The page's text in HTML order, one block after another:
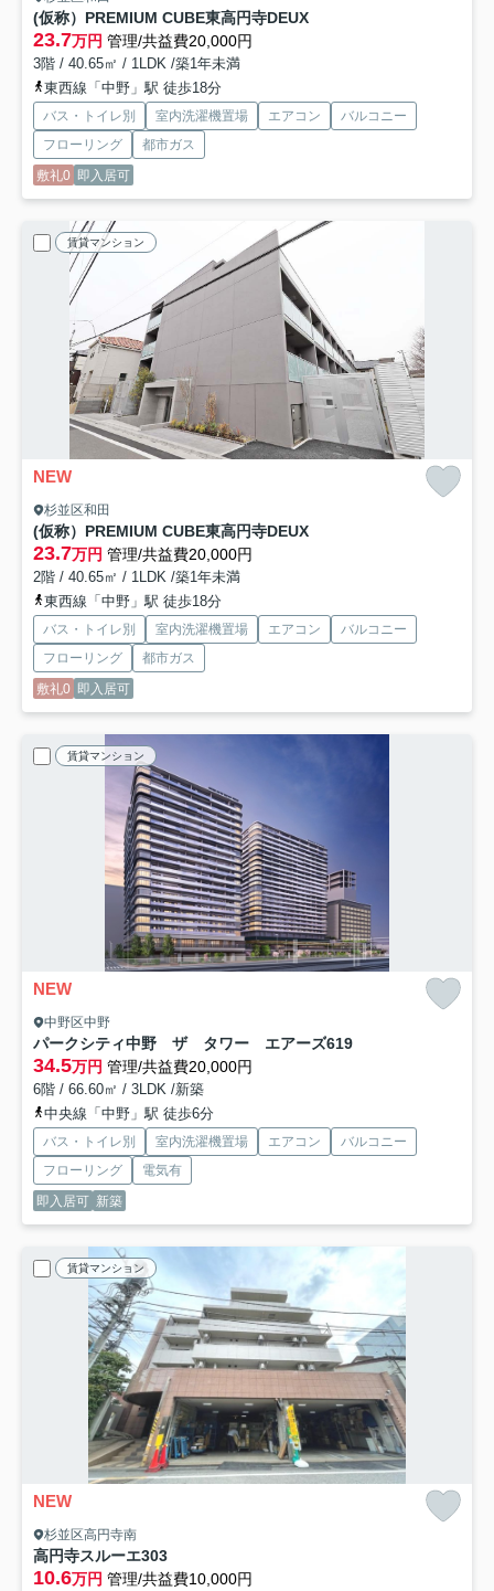
(仮称）PREMIUM CUBE東高円寺DEUX
23.7万円 管理/共益費20,000円
3階 / 40.65㎡ / 1LDK /築1年未満
東西線「中野」駅 徒歩18分
バス・トイレ別 室内洗濯機置場 エアコン
バルコニー
フローリング
都市ガス
敷礼0 即入居可
賃貸マンション
NEW
杉並区和田
(仮称）PREMIUM CUBE東高円寺DEUX
23.7万円 管理/共益費20,000円
2階 / 40.65㎡ / 1LDK /築1年未満
東西線「中野」駅 徒歩18分
バス・トイレ別 室内洗濯機置場 エアコン
バルコニー
フローリング
都市ガス
敷礼0 即入居可
賃貸マンション
NEW
中野区中野
パークシティ中野 ザ タワー エアーズ619
34.5万円 管理/共益費20,000円
6階 / 66.60㎡ / 3LDK /新築
中央線「中野」駅 徒歩6分
バス・トイレ別 室内洗濯機置場 エアコン
バルコニー
フローリング
電気有
即入居可 新築
賃貸マンション
NEW
杉並区高円寺南
高円寺スルーエ303
10.6万円 管理/共益費10,000円